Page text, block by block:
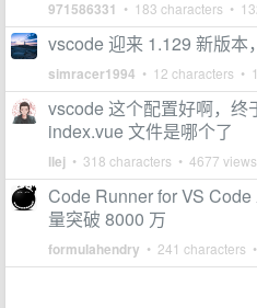
971586331 • 183 characters •
vscode 迎来 1.129 新版本
simracer1994 • 12 characters •
vscode 这个配置好啊，终
index.vue 文件是哪个了
llej • 318 characters • 4677 views
Code Runner for VS
量突破 8000 万
formulahendry • 241 characters